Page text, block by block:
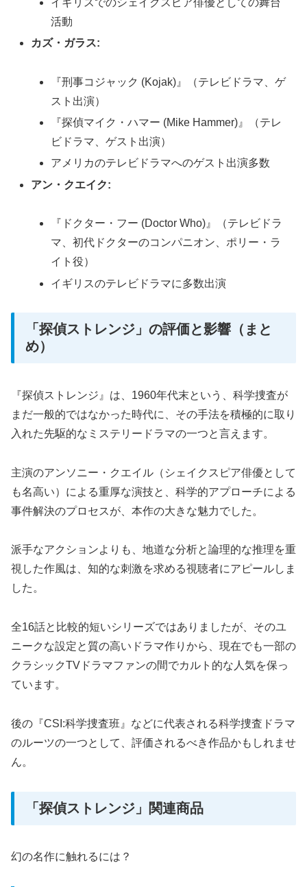
イギリスでのシェイクスピア俳優としての舞台
活動
カズ・ガラス:
『刑事コジャック (Kojak)』（テレビドラマ、ゲ
スト出演）
『探偵マイク・ハマー (Mike Hammer)』（テレ
ビドラマ、ゲスト出演）
アメリカのテレビドラマへのゲスト出演多数
アン・クエイク:
『ドクター・フー (Doctor Who)』（テレビドラ
マ、初代ドクターのコンパニオン、ポリー・ラ
イト役）
イギリスのテレビドラマに多数出演
「探偵ストレンジ」の評価と影響（まと
め）
『探偵ストレンジ』は、1960年代末という、科学捜査が
まだ一般的ではなかった時代に、その手法を積極的に取り
入れた先駆的なミステリードラマの一つと言えます。
主演のアンソニー・クエイル（シェイクスピア俳優として
も名高い）による重厚な演技と、科学的アプローチによる
事件解決のプロセスが、本作の大きな魅力でした。
派手なアクションよりも、地道な分析と論理的な推理を重
視した作風は、知的な刺激を求める視聴者にアピールしま
した。
全16話と比較的短いシリーズではありましたが、そのユ
ニークな設定と質の高いドラマ作りから、現在でも一部の
クラシックTVドラマファンの間でカルト的な人気を保っ
ています。
後の『CSI:科学捜査班』などに代表される科学捜査ドラマ
のルーツの一つとして、評価されるべき作品かもしれませ
ん。
「探偵ストレンジ」関連商品
幻の名作に触れるには？